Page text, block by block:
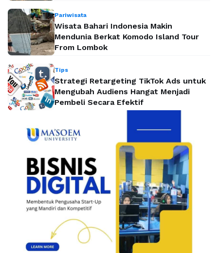
Pariwisata
Wisata Bahari Indonesia Makin
Mendunia Berkat Komodo Island Tour
From Lombok
Tips
Strategi Retargeting TikTok Ads untuk
Mengubah Audiens Hangat Menjadi
Pembeli Secara Efektif